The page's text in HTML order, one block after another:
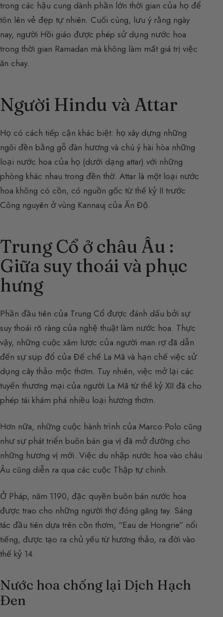
trong các hậu cung dành phần lớn thời gian của họ để
tôn lên vẻ đẹp tự nhiên. Cuối cùng, lưu ý rằng ngày
nay, người Hồi giáo được phép sử dụng nước hoa
trong thời gian Ramadan mà không làm mất giá trị việc
ăn chay.
Người Hindu và Attar
Họ có cách tiếp cận khác biệt: họ xây dựng những
ngôi đền bằng gỗ đàn hương và chú ý hài hòa những
loại nước hoa của họ (dưới dạng attar) với những
phòng khác nhau trong đền thờ. Attar là một loại nước
hoa không có cồn, có nguồn gốc từ thế kỷ II trước
Công nguyên ở vùng Kannauj của Ấn Độ.
Trung Cổ ở châu Âu :
Giữa suy thoái và phục
hưng
Phần đầu tiên của Trung Cổ được đánh dấu bởi sự
suy thoái rõ ràng của nghệ thuật làm nước hoa. Thực
vậy, những cuộc xâm lược của người man rợ đã dẫn
đến sự sụp đổ của Đế chế La Mã và hạn chế việc sử
dụng cây thảo mộc thơm. Tuy nhiên, việc mở lại các
tuyến thương mại của người La Mã từ thế kỷ XII đã cho
phép tái khám phá nhiều loại hương thơm.
Hơn nữa, những cuộc hành trình của Marco Polo cũng
như sự phát triển buôn bán gia vị đã mở đường cho
những hương vị mới. Việc du nhập nước hoa vào châu
Âu cũng diễn ra qua các cuộc Thập tự chinh.
Ở Pháp, năm 1190, đặc quyền buôn bán nước hoa
được trao cho những người thợ đóng găng tay. Sáng
tác đầu tiên dựa trên cồn thơm, “Eau de Hongrie” nổi
tiếng, được tạo ra chủ yếu từ hương thảo, ra đời vào
thế kỷ 14.
Nước hoa chống lại Dịch Hạch
Đen